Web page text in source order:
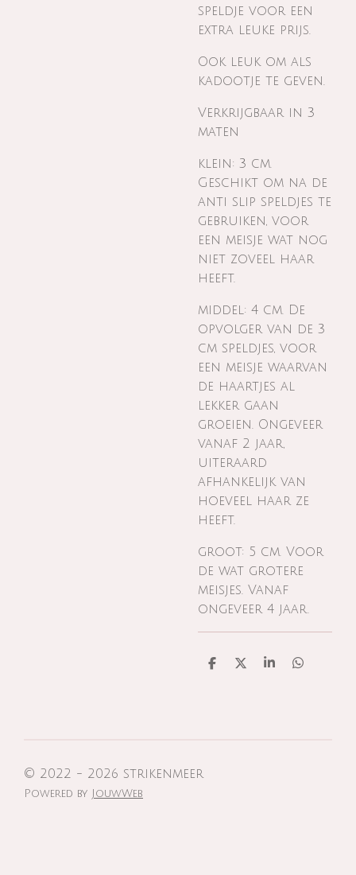
speldje voor een
extra leuke prijs.
Ook leuk om als
kadootje te geven.
Verkrijgbaar in 3
maten
klein: 3 cm.
Geschikt om na de
anti slip speldjes te
gebruiken, voor
een meisje wat nog
niet zoveel haar
heeft.
middel: 4 cm. De
opvolger van de 3
cm speldjes, voor
een meisje waarvan
de haartjes al
lekker gaan
groeien. Ongeveer
vanaf 2 jaar,
uiteraard
afhankelijk van
hoeveel haar ze
heeft.
groot: 5 cm. Voor
de wat grotere
meisjes. Vanaf
ongeveer 4 jaar.
D
D
S
D
© 2022 - 2026 strikenmeer
Powered by JouwWeb